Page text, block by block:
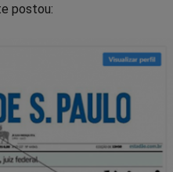
postou: